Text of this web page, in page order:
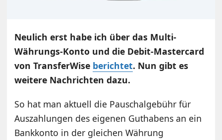
Neulich erst habe ich über das Multi-
Währungs-Konto und die Debit-Mastercard
von TransferWise berichtet. Nun gibt es
weitere Nachrichten dazu.
So hat man aktuell die Pauschalgebühr für
Auszahlungen des eigenen Guthabens an ein
Bankkonto in der gleichen Währung